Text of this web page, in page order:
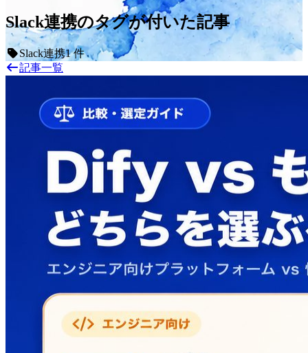
Slack連携のタグが付いた記事
Slack連携1 件
記事一覧